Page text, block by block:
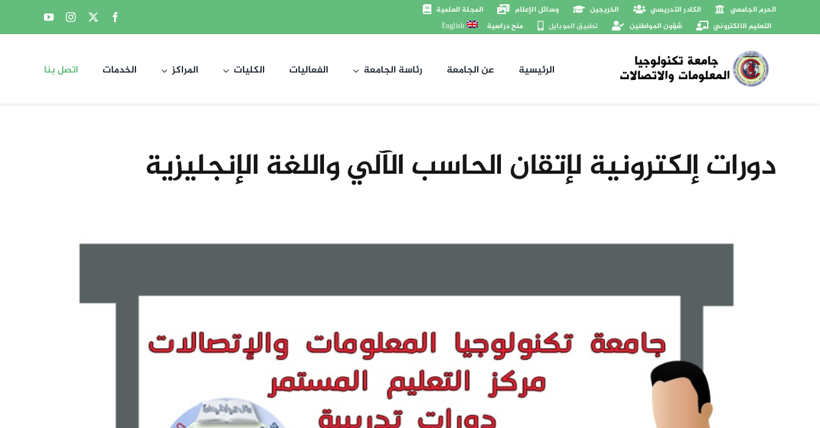
الحرم الجامعي الكادر التدريسي الخريجين وسائل الإعلام
المجلة العلمية
التعليم الالكتروني
شؤون المواطنين تطبيق الموبايل منح دراسية English
الرئيسية عن الجامعة رئاسة الجامعة الفعاليات الكليات المراكز الخدمات اتصل بنا
دورات إلكترونية لإتقان الحاسب الآلي واللغة الإنجليزية